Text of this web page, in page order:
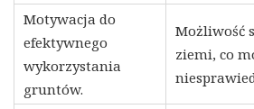
Motywacja do
efektywnego
wykorzystania
gruntów.
Możliwość
ziemi, co